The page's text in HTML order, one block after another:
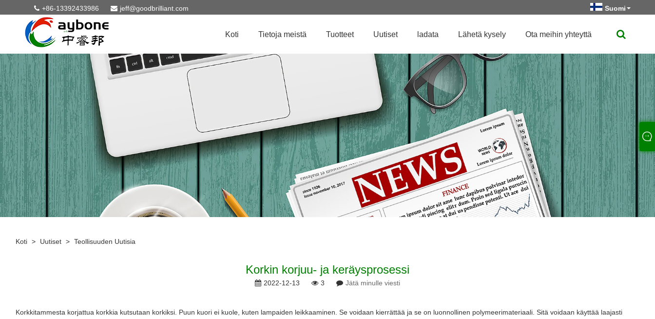
+86-13392433986 jeff@goodbrilliant.com Suomi
Koti Tietoja meistä Tuotteet Uutiset ladata Lähetä kysely Ota meihin yhteyttä
Koti > Uutiset > Teollisuuden Uutisia
Korkin korjuu- ja keräysprosessi
2022-12-13 3 Jätä minulle viesti
Korkkitammesta korjattua korkkia kutsutaan korkiksi. Puun kuori ei kuole, kuten lampaiden leikkaaminen. Se voidaan kierrättää ja se on luonnollinen polymeerimateriaali. Sitä voidaan käyttää laajasti